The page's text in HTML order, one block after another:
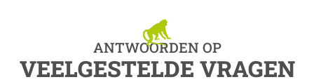
ANTWOORDEN OP
VEELGESTELDE VRAGEN